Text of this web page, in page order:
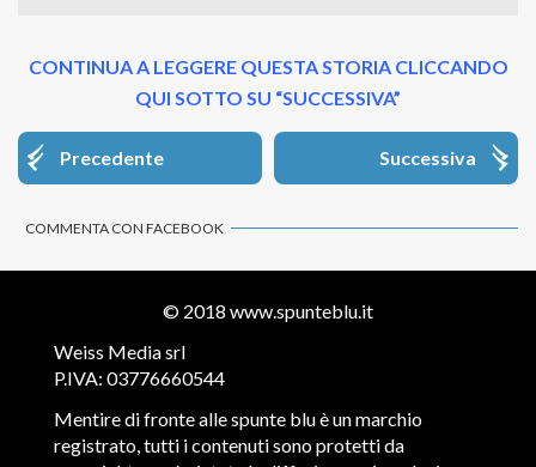
CONTINUA A LEGGERE QUESTA STORIA CLICCANDO
QUI SOTTO SU “SUCCESSIVA”
Precedente Successiva
COMMENTA CON FACEBOOK
© 2018 www.spunteblu.it
Weiss Media srl
P.IVA: 03776660544
Mentire di fronte alle spunte blu è un marchio
registrato, tutti i contenuti sono protetti da